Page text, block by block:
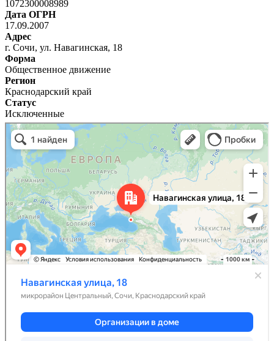
1072300008989
Дата ОГРН
17.09.2007
Адрес
г. Сочи, ул. Навагинская, 18
Форма
Общественное движение
Регион
Краснодарский край
Статус
Исключенные